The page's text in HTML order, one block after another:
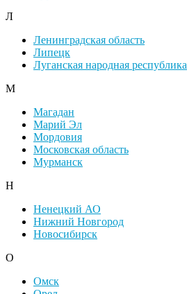
Л
Ленинградская область
Липецк
Луганская народная республика
М
Магадан
Марий Эл
Мордовия
Московская область
Мурманск
Н
Ненецкий АО
Нижний Новгород
Новосибирск
О
Омск